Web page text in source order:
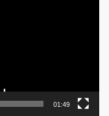
01:49